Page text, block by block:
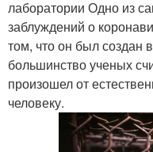
лаборатории Одно из
заблуждений о
том, что он был создан
большинство ученых
произошел от
человеку.